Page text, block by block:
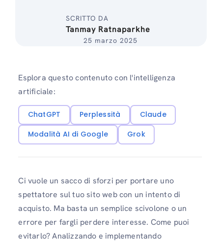
SCRITTO DA
Tanmay Ratnaparkhe
25 marzo 2025
Esplora questo contenuto con l'intelligenza
artificiale:
ChatGPT Perplessità
Claude
Modalità AI di Google
Grok
Ci vuole un sacco di sforzi per portare uno
spettatore sul tuo sito web con un intento di
acquisto. Ma basta un semplice scivolone o un
errore per fargli perdere interesse. Come puoi
evitarlo? Analizzando e implementando